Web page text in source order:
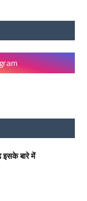
इसके बारे में